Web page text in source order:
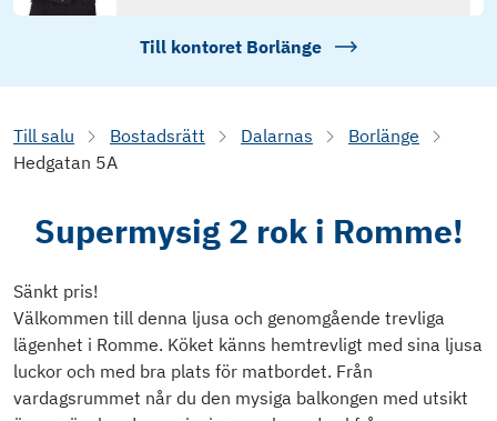
Till kontoret Borlänge
Till salu Bostadsrätt Dalarnas
Borlänge
Hedgatan 5A
Supermysig 2 rok i Romme!
Sänkt pris!
Välkommen till denna ljusa och genomgående trevliga
lägenhet i Romme. Köket känns hemtrevligt med sina ljusa
luckor och med bra plats för matbordet. Från
vardagsrummet når du den mysiga balkongen med utsikt